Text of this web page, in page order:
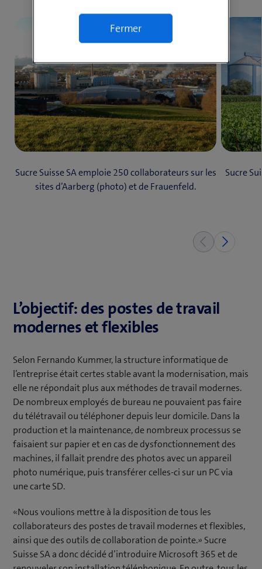
o
u
v
e
l
l
e
f
n
ê
Sucre Suisse SA emploie 250 collaborateurs sur les
sites d’Aarberg (photo) et de Frauenfeld.
Sucre
L’objectif: des postes de travail
modernes et flexibles
Selon Fernando Kummer, la structure informatique de
l’entreprise était certes stable avant la modernisation, mais
elle ne répondait plus aux méthodes de travail modernes.
De nombreux employés de bureau ne pouvaient pas faire
du télétravail ou téléphoner depuis leur domicile. Dans la
production et la maintenance, de nombreux processus se
faisaient sur papier et en cas de dysfonctionnement des
machines, il fallait prendre des photos avec un appareil
photo numérique, puis transférer celles-ci sur un PC via
une carte SD.
«Nous voulions mettre à la disposition de tous les
collaborateurs des postes de travail modernes et flexibles,
ainsi que des outils de collaboration de pointe.» Sucre
Suisse SA a donc décidé d’introduire Microsoft 365 et de
Fermer